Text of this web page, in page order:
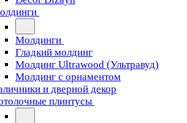
Молдинги
Гладкий молдинг
Молдинг Ultrawood (Ультравуд)
Молдинг с орнаментом
и дверной декор
плинтусы